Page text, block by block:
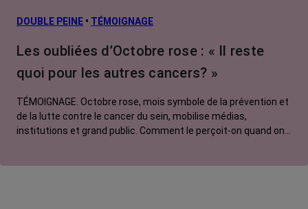
DOUBLE PEINE • TÉMOIGNAGE
Les oubliées d’Octobre rose : « Il reste
quoi pour les autres cancers? »
TÉMOIGNAGE. Octobre rose, mois symbole de la prévention et
de la lutte contre le cancer du sein, mobilise médias,
institutions et grand public. Comment le perçoit-on quand on